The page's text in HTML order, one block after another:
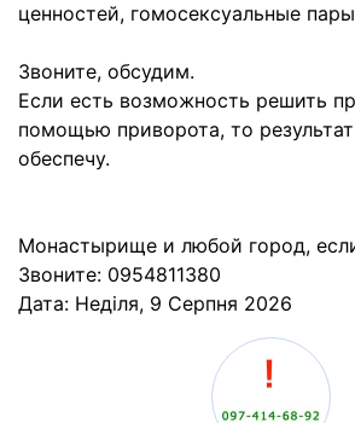
ценностей, гомосексуальные
Звоните, обсудим.
Если есть возможность решить
помощью приворота, то
обеспечу.
Монастырище и любой город,
Звоните: 0954811380
Дата: Неділя, 9 Серпня 2026